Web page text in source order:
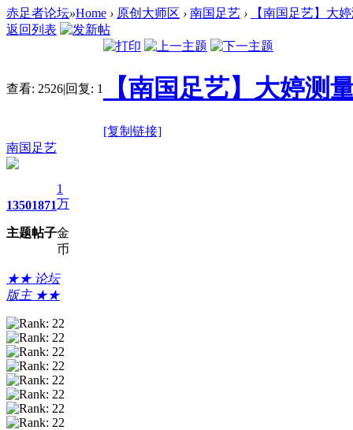
赤足者论坛»Home › 原创大师区 › 南国足艺 ›
【南国足艺】大
返回列表
查看: 2526|回复: 1 【南国足艺】大婷测
[复制链接]
南国足艺
1350
主题
1871
帖子
1
万
金
币
★★ 论坛
版主 ★★